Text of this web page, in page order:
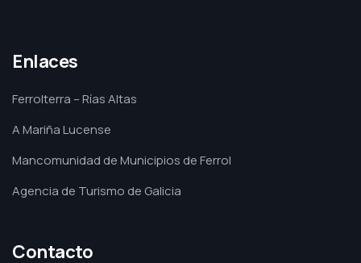
Enlaces
Ferrolterra – Rías Altas
A Mariña Lucense
Mancomunidad de Municipios de Ferrol
Agencia de Turismo de Galicia
Contacto